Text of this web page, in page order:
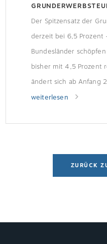
Der Spitzensatz der
derzeit bei 6,5 Prozent
Bundesländer
bisher mit 4,5 Prozent
ändert sich ab Anfang
beschließt Erhöhung
4,5 Prozent auf 5,5
weiterlesen
ZURÜCK